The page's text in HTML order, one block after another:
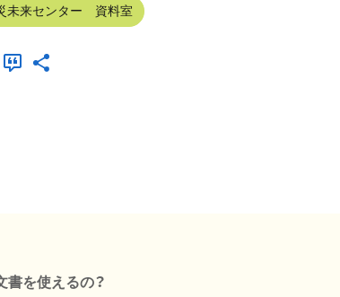
未来センター 資料室
書を使えるの？